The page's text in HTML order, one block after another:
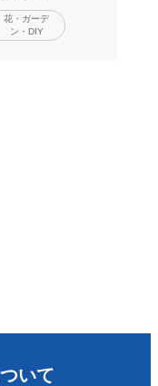
花・ガーデ
ン・DIY
いて